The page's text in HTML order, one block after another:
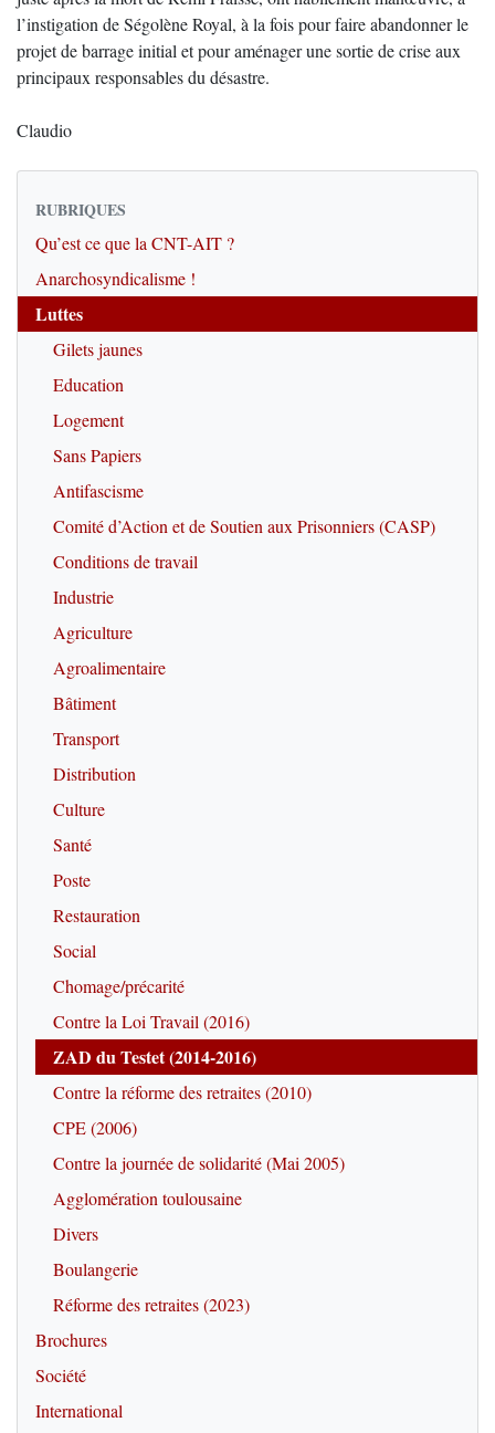
l’instigation de Ségolène Royal, à la fois pour faire abandonner le
projet de barrage initial et pour aménager une sortie de crise aux
principaux responsables du désastre.
Claudio
RUBRIQUES
Qu’est ce que la CNT-AIT ?
Anarchosyndicalisme !
Luttes
Gilets jaunes
Education
Logement
Sans Papiers
Antifascisme
Comité d’Action et de Soutien aux Prisonniers (CASP)
Conditions de travail
Industrie
Agriculture
Agroalimentaire
Bâtiment
Transport
Distribution
Culture
Santé
Poste
Restauration
Social
Chomage/précarité
Contre la Loi Travail (2016)
ZAD du Testet (2014-2016)
Contre la réforme des retraites (2010)
CPE (2006)
Contre la journée de solidarité (Mai 2005)
Agglomération toulousaine
Divers
Boulangerie
Réforme des retraites (2023)
Brochures
Société
International